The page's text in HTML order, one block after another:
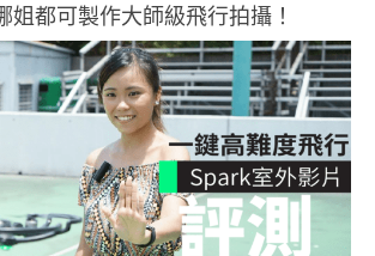
姐都可製作大師級飛行拍攝！